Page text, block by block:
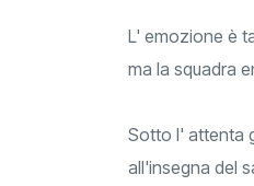
L' emozione è
ma la squadra
Sotto l' attenta
all'insegna del